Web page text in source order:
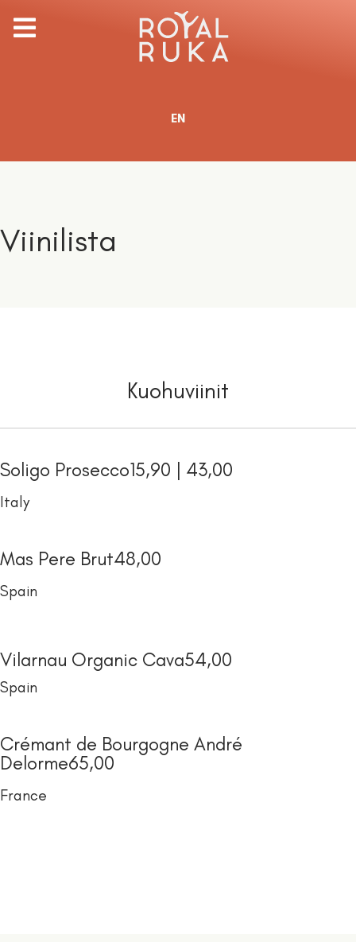
EN
Viinilista
Kuohuviinit
Soligo Prosecco15,90 | 43,00
Italy
Mas Pere Brut48,00
Spain
Vilarnau Organic Cava54,00
Spain
Crémant de Bourgogne André
Delorme65,00
France